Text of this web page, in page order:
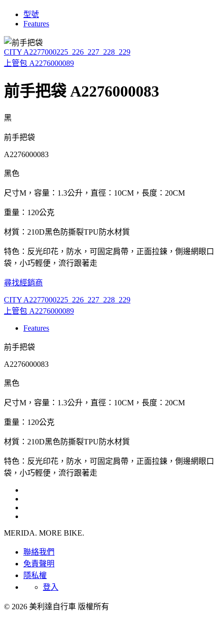
型號
Features
CITY A2277000225_226_227_228_229
上管包 A2276000089
前手把袋 A2276000083
黑
前手把袋
A2276000083
黑色
尺寸M，容量：1.3公升，直徑：10CM，長度：20CM
重量：120公克
材質：210D黑色防撕裂TPU防水材質
特色：反光印花，防水，可固定肩帶，正面拉鍊，側邊網眼口
袋，小巧輕便，流行跟著走
尋找經銷商
CITY A2277000225_226_227_228_229
上管包 A2276000089
Features
前手把袋
A2276000083
黑色
尺寸M，容量：1.3公升，直徑：10CM，長度：20CM
重量：120公克
材質：210D黑色防撕裂TPU防水材質
特色：反光印花，防水，可固定肩帶，正面拉鍊，側邊網眼口
袋，小巧輕便，流行跟著走
MERIDA. MORE BIKE.
聯絡我們
免責聲明
隱私權
登入
© 2026 美利達自行車 版權所有